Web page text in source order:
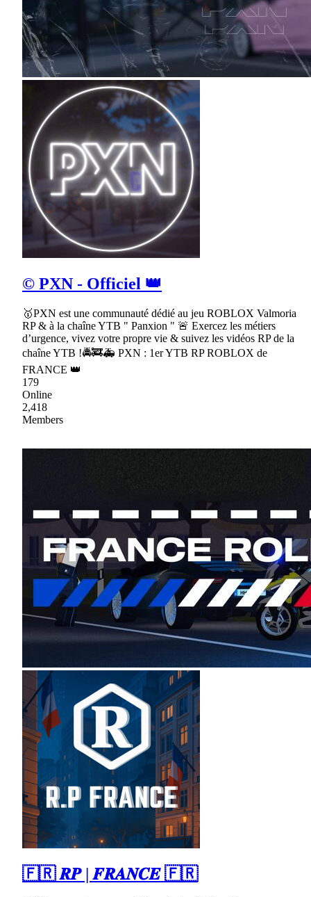
© PXN - Officiel 👑
🥇PXN est une communauté dédié au jeu ROBLOX Valmoria
RP & à la chaîne YTB " Panxion " 🚨 Exercez les métiers
d’urgence, vivez votre propre vie & suivez les vidéos RP de la
chaîne YTB !🚔🚒🚑 PXN : 1er YTB RP ROBLOX de
FRANCE 👑
179
Online
2,418
Members
🇫🇷 𝑹𝑷 | 𝑭𝑹𝑨𝑵𝑪𝑬 🇫🇷